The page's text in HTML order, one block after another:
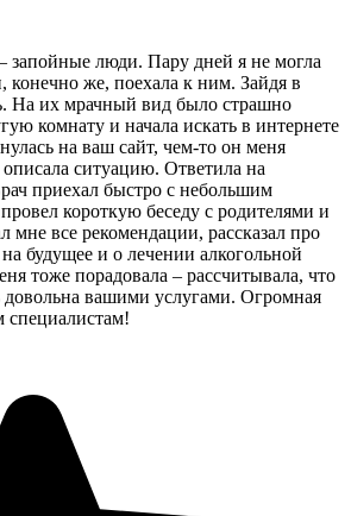
запойные люди. Пару дней я не могла
конечно же, поехала к ним. Зайдя в
На их мрачный вид было страшно
комнату и начала искать в интернете
на ваш сайт, чем-то он меня
ситуацию. Ответила на
приехал быстро с небольшим
короткую беседу с родителями и
мне все рекомендации, рассказал про
будущее и о лечении алкогольной
тоже порадовала – рассчитывала, что
вашими услугами. Огромная
специалистам!